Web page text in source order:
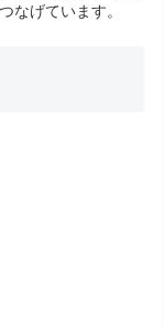
なげています。